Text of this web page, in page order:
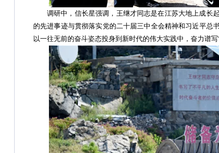
调研中，信长星强调，王继才同志是在江苏大地上成长
的先进事迹与贯彻落实党的二十届三中全会精神和习近平总
以一往无前的奋斗姿态投身到新时代的伟大实践中，奋力谱